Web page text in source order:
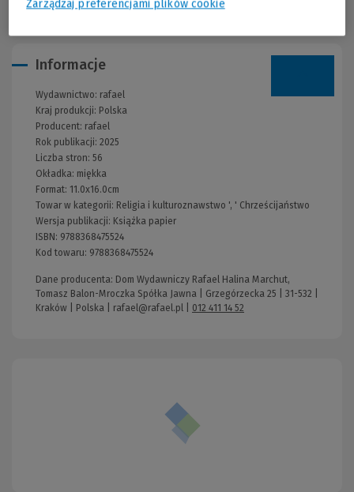
Informacje
Wydawnictwo: rafael
Kraj produkcji: Polska
Producent: rafael
Rok publikacji: 2025
Liczba stron: 56
Okładka: miękka
Format: 11.0x16.0cm
Towar w kategorii: Religia i kulturoznawstwo ', ' Chrześcijaństwo
Wersja publikacji: Książka papier
ISBN: 9788368475524
Kod towaru: 9788368475524
Dane producenta: Dom Wydawniczy Rafael Halina Marchut,
Tomasz Balon-Mroczka Spółka Jawna | Grzegórzecka 25 | 31-532 |
Kraków | Polska | rafael@rafael.pl 012 411 14 52
Zarządzaj preferencjami plików cookie